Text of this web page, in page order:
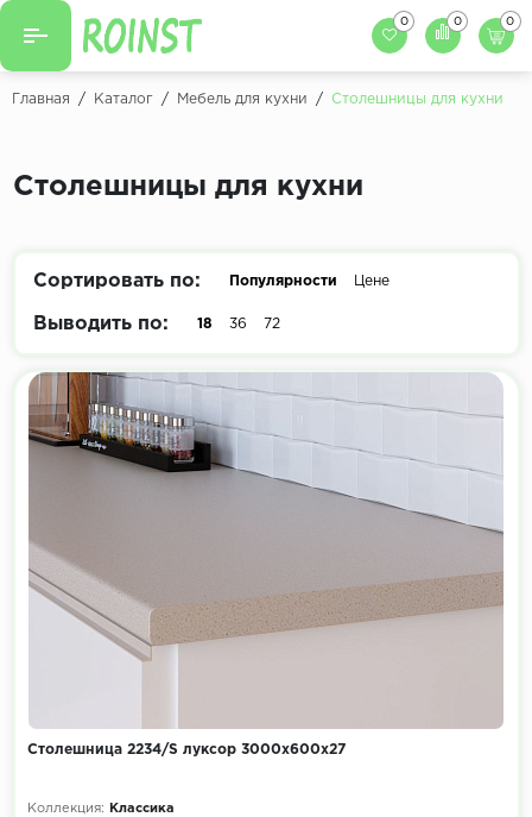
Назад Назад
Мойки для кухни
Декоры обоев под мебель
0 0 0
Главная / Каталог / Мебель для кухни / Столешницы для кухни
Столешницы для кухни
Сортировать по: Популярности Цене
Выводить по: 18 36 72
Столешница 2234/S луксор 3000х600х27
Коллекция: Классика